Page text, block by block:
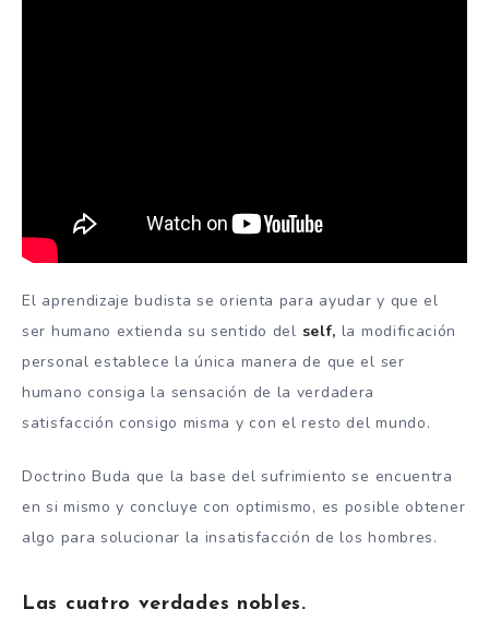
El aprendizaje budista se orienta para ayudar y que el
ser humano extienda su sentido del self, la modificación
personal establece la única manera de que el ser
humano consiga la sensación de la verdadera
satisfacción consigo misma y con el resto del mundo.
Doctrino Buda que la base del sufrimiento se encuentra
en si mismo y concluye con optimismo, es posible obtener
algo para solucionar la insatisfacción de los hombres.
Las cuatro verdades nobles.